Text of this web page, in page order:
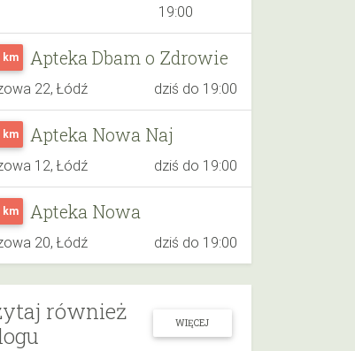
19:00
km Apteka Dbam o Zdrowie
22, Łódź dziś do 19:00
km Apteka Nowa Naj
12, Łódź dziś do 19:00
km Apteka Nowa
20, Łódź dziś do 19:00
również
WIĘCEJ